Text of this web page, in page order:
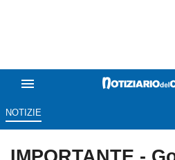
NOTIZIE